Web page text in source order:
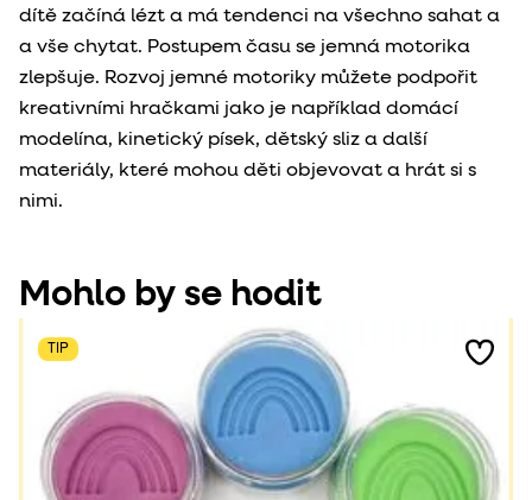
dítě začíná lézt a má tendenci na všechno sahat a
a vše chytat. Postupem času se jemná motorika
zlepšuje. Rozvoj jemné motoriky můžete podpořit
kreativními hračkami jako je například domácí
modelína, kinetický písek, dětský sliz a další
materiály, které mohou děti objevovat a hrát si s
nimi.
Mohlo by se hodit
TIP